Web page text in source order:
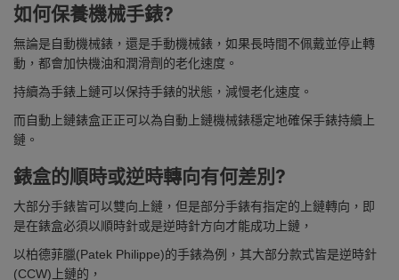
如何保養機械手錶?
無論是自動機械錶，還是手動機械錶，如果長時間不佩戴並停止轉
動，都會加快機油和潤滑劑的老化速度。
持續為手錶上鏈可以保持手錶的狀態，減慢老化速度。
而自動上鏈錶盒正正可以為自動上鏈機械錶穩定地確保手錶持續上
鏈。
錶盒的順時或逆時轉向有何差別?
大部分手錶皆可以雙向上鏈，但是部分手錶有指定的上鏈轉向，即
是在錶盒必須以順時針或是逆時針方向才能成功上鏈，
以柏德菲臘(Patek Philippe)的手錶為例，其大部分款式皆是逆時針
(CCW)上鏈的，